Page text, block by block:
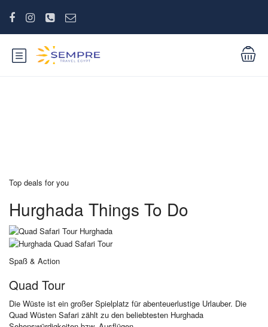
Top deals for you
Hurghada Things To Do
Spaß & Action
Quad Tour
Die Wüste ist ein großer Spielplatz für abenteuerlustige Urlauber. Die
Quad Wüsten Safari zählt zu den beliebtesten Hurghada